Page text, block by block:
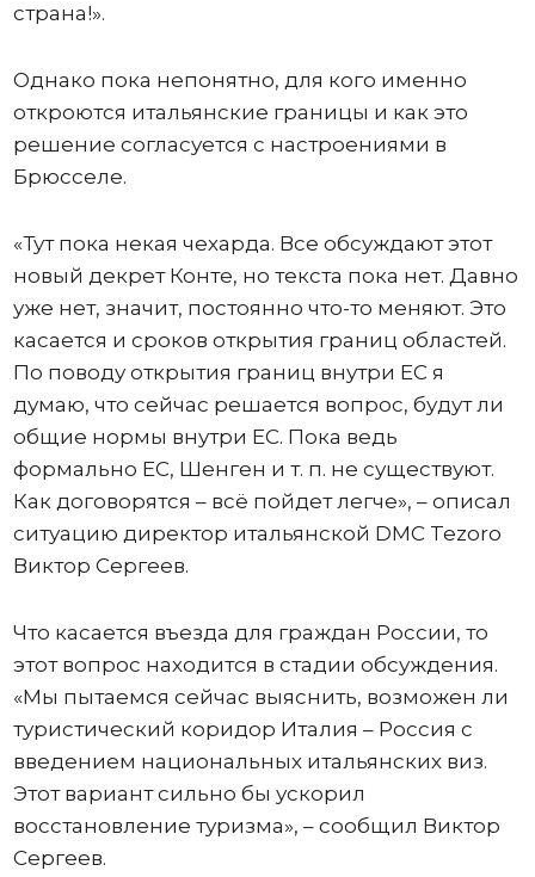
страна!».
Однако пока непонятно, для кого именно
откроются итальянские границы и как это
решение согласуется с настроениями в
Брюсселе.
«Тут пока некая чехарда. Все обсуждают этот
новый декрет Конте, но текста пока нет. Давно
уже нет, значит, постоянно что-то меняют. Это
касается и сроков открытия границ областей.
По поводу открытия границ внутри ЕС я
думаю, что сейчас решается вопрос, будут ли
общие нормы внутри ЕС. Пока ведь
формально ЕС, Шенген и т. п. не существуют.
Как договорятся – всё пойдет легче», – описал
ситуацию директор итальянской DMC Tezoro
Виктор Сергеев.
Что касается въезда для граждан России, то
этот вопрос находится в стадии обсуждения.
«Мы пытаемся сейчас выяснить, возможен ли
туристический коридор Италия – Россия с
введением национальных итальянских виз.
Этот вариант сильно бы ускорил
восстановление туризма», – сообщил Виктор
Сергеев.